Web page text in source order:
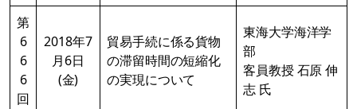
第
6
6
6
回
2018年7
月6日
(金)
貿易手続に係る貨物
の滞留時間の短縮化
の実現について
東海大学海洋学
部
客員教授 石原 伸
志 氏